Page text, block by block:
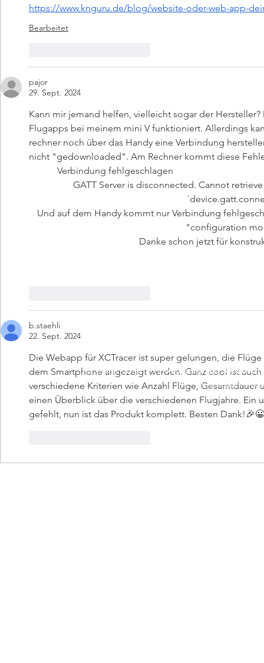
https://www.knguru.de/blog/website-oder-web-app-
Bearbeitet
pajor
29. Sept. 2024
Kann mir jemand helfen, vielleicht sogar der
Flugapps bei meinem mini V funktioniert. Allerdings
rechner noch über das Handy eine Verbindung
nicht "gedownloaded". Am Rechner kommt diese
Verbindung fehlgeschlagen
GATT Server is disconnected. Cannot
Und auf dem Handy kommt nur Verbindung
"configuration
Danke schon jetzt für
b.staehli
22. Sept. 2024
Die Webapp für XCTracer ist super gelungen, die
dem Smartphone angezeigt werden. Ganz cool ist
verschiedene Kriterien wie Anzahl Flüge, Gesamtdauer
einen Überblick über die verschiedenen Flugjahre. Ein
gefehlt, nun ist das Produkt komplett. Besten Dank!🎉😀
XC Tracer GmbH / Junkerngasse 53 / 3011
XC Tracer GmbH / Junkerngasse 53 / 3011
Impressum